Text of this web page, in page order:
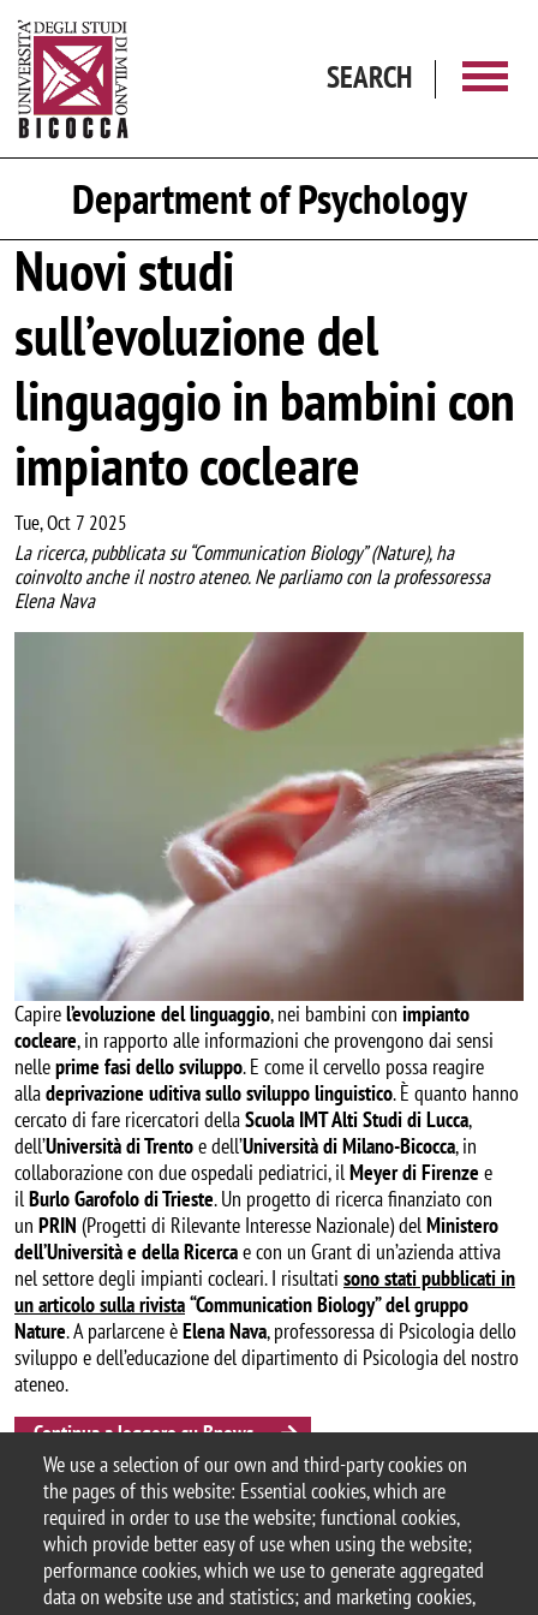
We use a selection of our own and third-party cookies on
the pages of this website: Essential cookies, which are
required in order to use the website; functional cookies,
which provide better easy of use when using the website;
performance cookies, which we use to generate aggregated
data on website use and statistics; and marketing cookies,
SEARCH
Department of Psychology
Nuovi studi
sull’evoluzione del
linguaggio in bambini con
impianto cocleare
Tue, Oct 7 2025
La ricerca, pubblicata su “Communication Biology” (Nature), ha
coinvolto anche il nostro ateneo. Ne parliamo con la professoressa
Elena Nava
Capirel’evoluzione del linguaggio, nei bambini con impianto
cocleare, in rapporto alle informazioni che provengono dai sensi
nelleprime fasi dello sviluppo. E come il cervello possa reagire
alladeprivazione uditiva sullo sviluppo linguistico. È quanto hanno
cercato di fare ricercatori dellaScuola IMT Alti Studi di Lucca,
dell’Università di Trentoe dell’Università di Milano-Bicocca, in
collaborazione con due ospedali pediatrici, ilMeyer di Firenze e
ilBurlo Garofolo di Trieste. Un progetto di ricerca finanziato con
un PRIN (Progetti di Rilevante Interesse Nazionale) delMinistero
dell’Università e della Ricercae con un Grant di un’azienda attiva
nel settore degli impianti cocleari. I risultati sono stati pubblicati in
un articolo sulla rivista“Communication Biology” del gruppo
Nature. A parlarcene èElena Nava, professoressa di Psicologia dello
sviluppo e dell’educazione del dipartimento di Psicologia del nostro
ateneo.
Continua a leggere su Bnews
Categoria news
BNews